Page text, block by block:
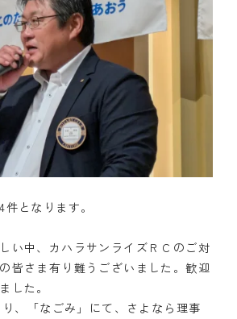
となります。
い中、カハラサンライズＲＣのご対
皆さま有り難うございました。歓迎
した。
、「なごみ」にて、さよなら理事